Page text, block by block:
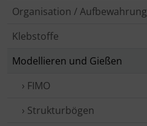
Organisation / Aufbewahrung
Klebstoffe
Modellieren und Gießen
› FIMO
› Struktur­bögen